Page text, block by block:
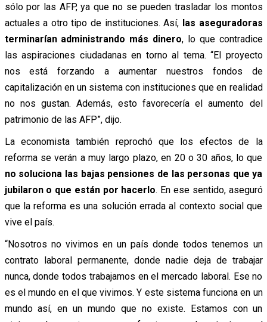
sólo por las AFP, ya que no se pueden trasladar los montos
actuales a otro tipo de instituciones. Así, las aseguradoras
terminarían administrando más dinero, lo que contradice
las aspiraciones ciudadanas en torno al tema. “El proyecto
nos está forzando a aumentar nuestros fondos de
capitalización en un sistema con instituciones que en realidad
no nos gustan. Además, esto favorecería el aumento del
patrimonio de las AFP”, dijo.
La economista también reprochó que los efectos de la
reforma se verán a muy largo plazo, en 20 o 30 años, lo que
no soluciona las bajas pensiones de las personas que ya
jubilaron o que están por hacerlo. En ese sentido, aseguró
que la reforma es una solución errada al contexto social que
vive el país.
“Nosotros no vivimos en un país donde todos tenemos un
contrato laboral permanente, donde nadie deja de trabajar
nunca, donde todos trabajamos en el mercado laboral. Ese no
es el mundo en el que vivimos. Y este sistema funciona en un
mundo así, en un mundo que no existe. Estamos con un